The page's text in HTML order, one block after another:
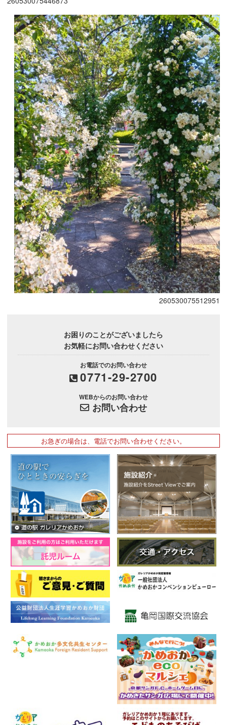
260530075512951
お困りのことがございましたら
お気軽にお問い合わせください
お電話でのお問い合わせ
0771-29-2700
WEBからのお問い合わせ
お問い合わせ
お急ぎの場合は、電話でお問い合わせください。